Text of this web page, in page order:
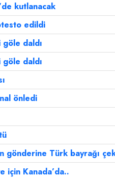
kutlanacak
edildi
daldı
daldı
önledi
gönderine Türk bayrağı
için Kanada’da..